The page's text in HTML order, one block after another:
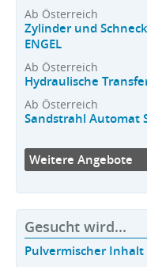
Ab Österreich
Zylinder und
ENGEL
Ab Österreich
Hydraulische
Ab Österreich
Sandstrahl Automat
Weitere Angebote
Gesucht wird...
Pulvermischer Inhalt